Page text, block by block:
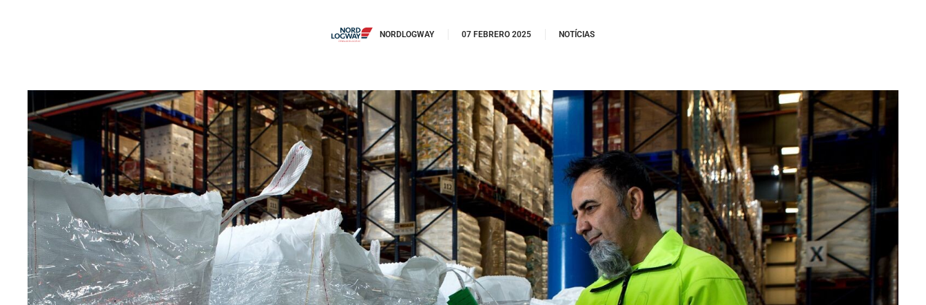
NORDLOGWAY 07 FEBRERO 2025 NOTÍCIAS